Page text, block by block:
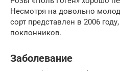
Несмотря на довольно
сорт представлен в 2006
поклонников.
Заболевание